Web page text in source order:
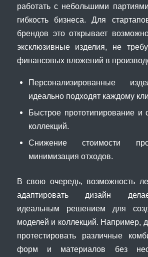
работать с небольшими
гибкость бизнеса. Для
брендов это открывает
эксклюзивные изделия, не
финансовых вложений в
Персонализированные
идеально подходят каждому
Быстрое прототипирование и
коллекций.
Снижение стоимости
минимизация отходов.
В свою очередь, возможность
адаптировать дизайн
идеальным решением для
моделей и коллекций. Например,
протестировать различные
форм и материалов без